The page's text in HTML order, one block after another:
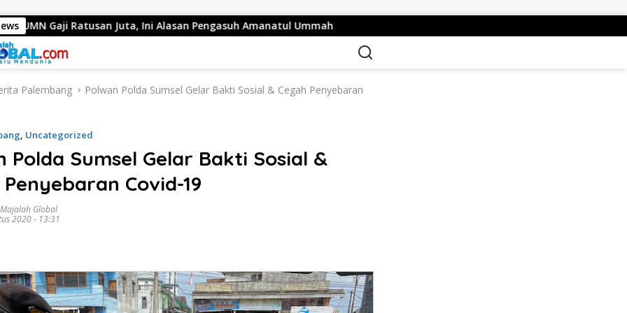
Juta, Ini Alasan Pengasuh Amanatul Ummah Bupati Mojokerto Dorong NasDem Jalin Kerja Sama Wujudkan
Palembang
Polwan Polda Sumsel Gelar Bakti Sosial & Cegah Penyebaran
, Uncategorized
Polda Sumsel Gelar Bakti Sosial &
Covid-19
Global
2020 - 13:31